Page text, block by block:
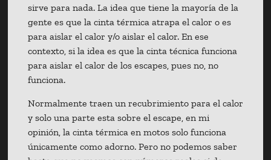
sirve para nada. La idea que tiene la mayoría de la
gente es que la cinta térmica atrapa el calor o es
para aislar el calor y/o aislar el calor. En ese
contexto, si la idea es que la cinta técnica funciona
para aislar el calor de los escapes, pues no, no
funciona.
Normalmente traen un recubrimiento para el calor
y solo una parte esta sobre el escape, en mi
opinión, la cinta térmica en motos solo funciona
únicamente como adorno. Pero no podemos saber